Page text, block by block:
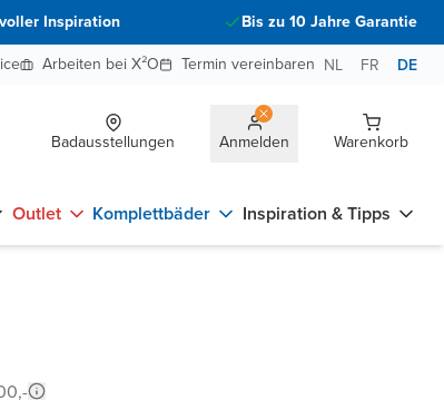
Inspiration
Bis zu 10 Jahre Garantie
Arbeiten bei X²O Termin vereinbaren NL FR DE
Badausstellungen Anmelden Warenkorb
Outlet Komplettbäder Inspiration & Tipps